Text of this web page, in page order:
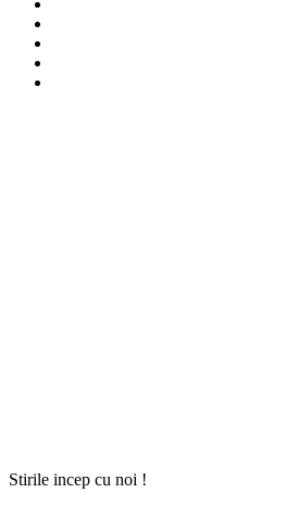
Stirile incep cu noi !